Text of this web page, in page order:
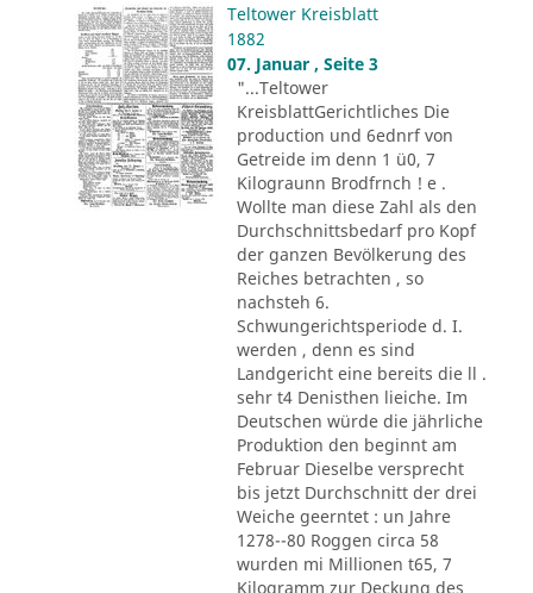
Teltower Kreisblatt
1882
07. Januar , Seite 3
"...Teltower
KreisblattGerichtliches Die
production und 6ednrf von
Getreide im denn 1 ü0, 7
Kilograunn Brodfrnch ! e .
Wollte man diese Zahl als den
Durchschnittsbedarf pro Kopf
der ganzen Bevölkerung des
Reiches betrachten , so
nachsteh 6.
Schwungerichtsperiode d. I.
werden , denn es sind
Landgericht eine bereits die ll .
sehr t4 Denisthen lieiche. Im
Deutschen würde die jährliche
Produktion den beginnt am
Februar Dieselbe versprecht
bis jetzt Durchschnitt der drei
Weiche geerntet : un Jahre
1278--80 Roggen circa 58
wurden mi Millionen t65, 7
Kilogramm zur Deckung des